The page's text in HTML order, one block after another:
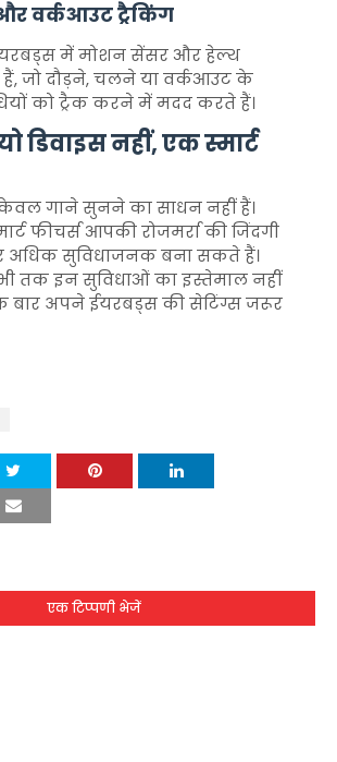
वर्कआउट ट्रैकिंग
में मोशन सेंसर और हेल्थ
हैं, जो दौड़ने, चलने या वर्कआउट के
को ट्रैक करने में मदद करते हैं।
डिवाइस नहीं, एक स्मार्ट
गाने सुनने का साधन नहीं हैं।
फीचर्स आपकी रोजमर्रा की जिंदगी
सुविधाजनक बना सकते हैं।
तक इन सुविधाओं का इस्तेमाल नहीं
बार अपने ईयरबड्स की सेटिंग्स जरूर
एक टिप्पणी भेजें